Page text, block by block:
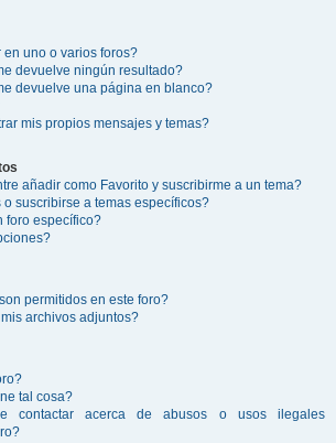
uno o varios foros?
devuelve ningún resultado?
devuelve una página en blanco?
mis propios mensajes y temas?
añadir como Favorito y suscribirme a un tema?
suscribirse a temas específicos?
foro específico?
permitidos en este foro?
archivos adjuntos?
tal cosa?
contactar acerca de abusos o usos ilegales